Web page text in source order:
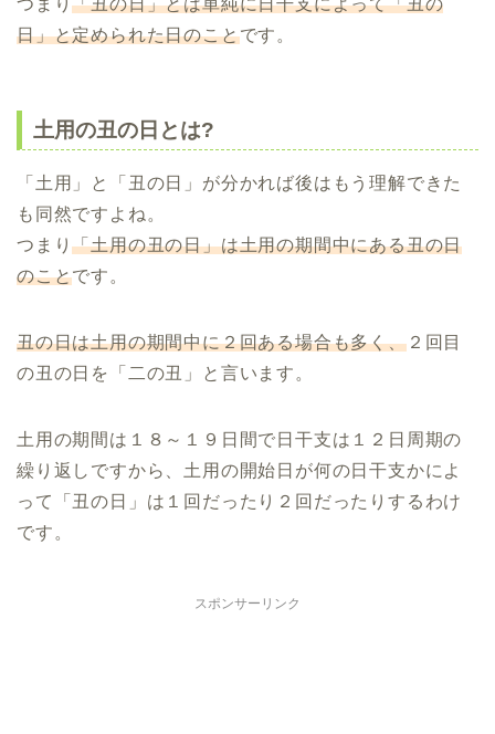
日」と定められた日のことです。
土用の丑の日とは?
「土用」と「丑の日」が分かれば後はもう理解できた
も同然ですよね。
つまり「土用の丑の日」は土用の期間中にある丑の日
のことです。
丑の日は土用の期間中に２回ある場合も多く、２回目
の丑の日を「二の丑」と言います。
土用の期間は１８～１９日間で日干支は１２日周期の
繰り返しですから、土用の開始日が何の日干支かによ
って「丑の日」は１回だったり２回だったりするわけ
です。
スポンサーリンク